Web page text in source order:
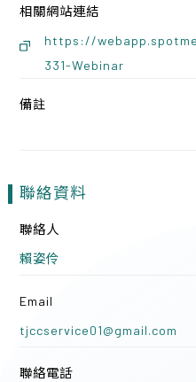
相關網站連結
https://
331-Webinar
備註
聯絡資料
聯絡人
賴姿伶
Email
tjccservice01@gmail.com
聯絡電話